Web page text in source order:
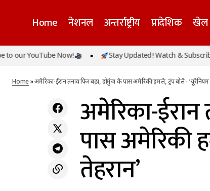
Home नेशनल अन्तर्राष्ट्रीय प्रादेशिक खेल
पद्म पुरस्कार समारोह में खेल सितारों का सम्मान,
Now! Stay Updated! Watch & Subscribe to
Home»अमेरिका-ईरान तनाव फिर बढ़ा, होर्मुज के पास अमेरिकी हमले, ट्रंप बोले- ‘यूरेनियम
अमेरिका-ईरान
पास अमेरिकी
तेहरान’